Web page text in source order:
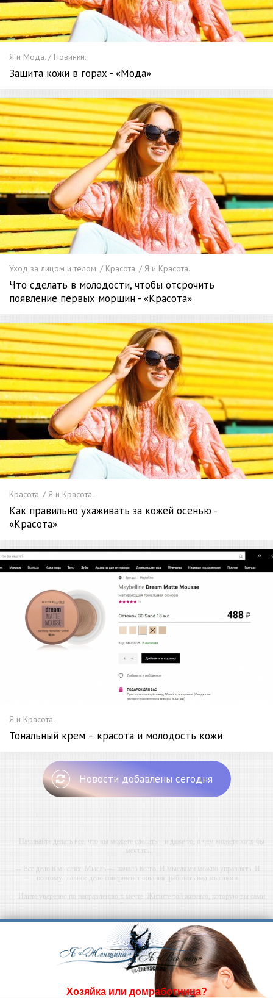
Я и Мода. / Новинки.
Защита кожи в горах - «Мода»
Уход за лицом и телом. / Красота. / Я и Красота.
Что сделать в молодости, чтобы отсрочить
появление первых морщин - «Красота»
Красота. / Я и Красота.
Как правильно ухаживать за кожей осенью -
«Красота»
Я и Красота.
Тональный крем – красота и молодость кожи
Новости добавлены сегодня
-- Начинайте делать все, что вы можете сделать – и даже то, о чем можете хотя бы
мечтать.
-- Все дело в мыслях. Мысль — начало всего. И мыслями можно управлять. И
поэтому главное дело совершенствования: работать над мыслями.
-- Идите уверенно по направлению к мечте. Живите той жизнью, которую вы сами
-- Самое большое богатство — это ум. Самая большая нищета — глупость. Из всех
страхов самый пугающий — самолюбование.
-- Лучшее, что можно сделать с хорошим советом, это пропустить его мимо ушей. Он
никогда не бывает полезен никому, кроме того, кто его дал.
-- Люблю давать советы и очень не люблю, когда их дают мне.
Хозяйка или домработница?